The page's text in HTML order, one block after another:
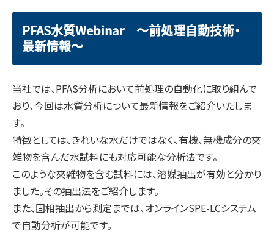
PFAS水質Webinar ～前処理自動技術・
最新情報～
当社では、PFAS分析において前処理の自動化に取り組んで
おり、今回は水質分析について最新情報をご紹介いたしま
す。
特徴としては、きれいな水だけではなく、有機、無機成分の夾
雑物を含んだ水試料にも対応可能な分析法です。
このような夾雑物を含む試料には、溶媒抽出が有効と分かり
ました。その抽出法をご紹介します。
また、固相抽出から測定までは、オンラインSPE-LCシステム
で自動分析が可能です。